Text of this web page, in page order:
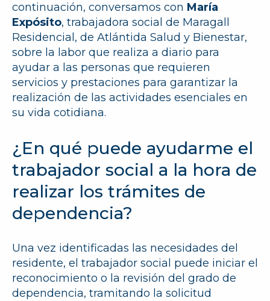
continuación, conversamos con María
Expósito, trabajadora social de Maragall
Residencial, de Atlántida Salud y Bienestar,
sobre la labor que realiza a diario para
ayudar a las personas que requieren
servicios y prestaciones para garantizar la
realización de las actividades esenciales en
su vida cotidiana.
¿En qué puede ayudarme el
trabajador social a la hora de
realizar los trámites de
dependencia?
Una vez identificadas las necesidades del
residente, el trabajador social puede iniciar el
reconocimiento o la revisión del grado de
dependencia, tramitando la solicitud